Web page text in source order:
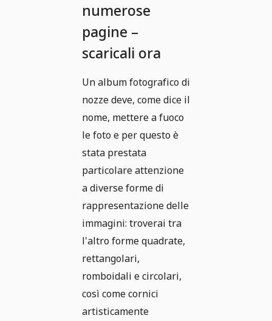
numerose
pagine –
scaricali ora
Un album fotografico di
nozze deve, come dice il
nome, mettere a fuoco
le foto e per questo è
stata prestata
particolare attenzione
a diverse forme di
rappresentazione delle
immagini: troverai tra
l'altro forme quadrate,
rettangolari,
romboidali e circolari,
così come cornici
artisticamente